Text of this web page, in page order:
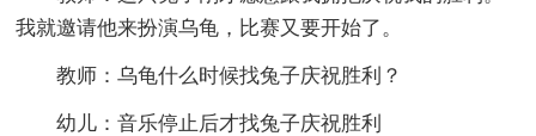
我就邀请他来扮演乌龟，比赛又要开始了。
教师：乌龟什么时候找兔子庆祝胜利？
幼儿：音乐停止后才找兔子庆祝胜利